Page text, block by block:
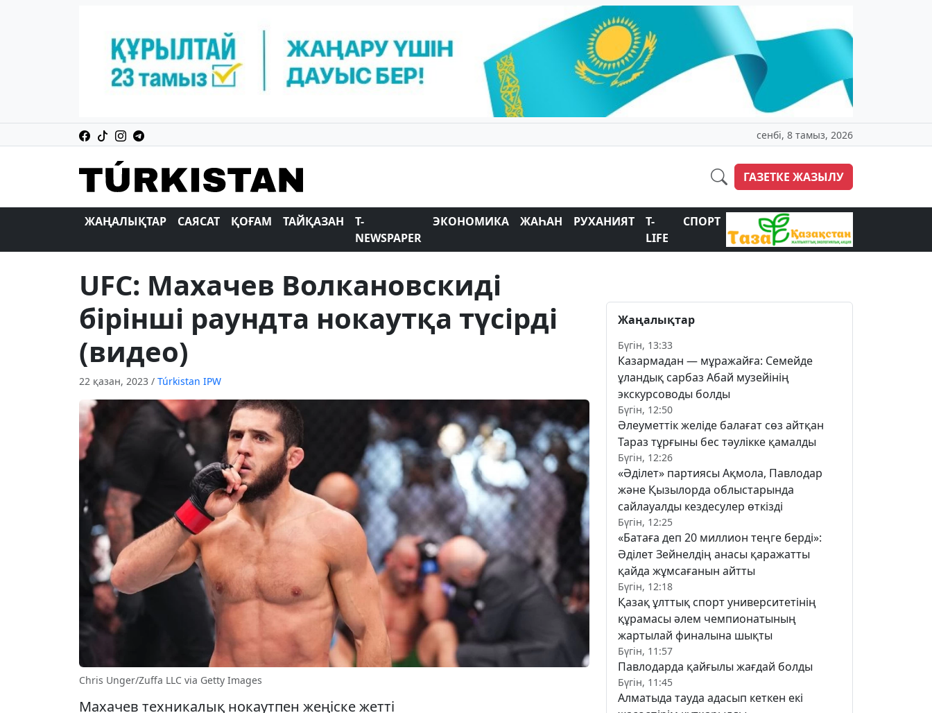
сенбі, 8 тамыз, 2026
ГАЗЕТКЕ ЖАЗЫЛУ
ЖАҢАЛЫҚТАР САЯСАТ ҚОҒАМ ТАЙҚАЗАН
T-
NEWSPAPER
ЭКОНОМИКА ЖАҺАН РУХАНИЯТ
T-
LIFE
СПОРТ
UFC: Махачев Волкановскиді
бірінші раундта нокаутқа түсірді
(видео)
22 қазан, 2023 / Túrkіstan IPW
Chris Unger/Zuffa LLC via Getty Images
Махачев техникалық нокаутпен жеңіске жетті
Жаңалықтар
Бүгін, 13:33
Казармадан — мұражайға: Семейде
ұландық сарбаз Абай музейінің
экскурсоводы болды
Бүгін, 12:50
Әлеуметтік желіде балағат сөз айтқан
Тараз тұрғыны бес тәулікке қамалды
Бүгін, 12:26
«Әділет» партиясы Ақмола, Павлодар
және Қызылорда облыстарында
сайлауалды кездесулер өткізді
Бүгін, 12:25
«Батаға деп 20 миллион теңге берді»:
Әділет Зейнелдің анасы қаражатты
қайда жұмсағанын айтты
Бүгін, 12:18
Қазақ ұлттық спорт университетінің
құрамасы әлем чемпионатының
жартылай финалына шықты
Бүгін, 11:57
Павлодарда қайғылы жағдай болды
Бүгін, 11:45
Алматыда тауда адасып кеткен екі